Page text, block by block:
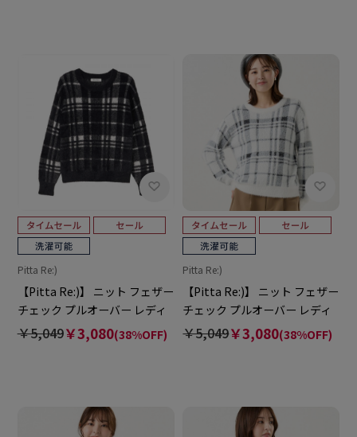
Pitta Re:)
【Pitta Re:)】 ニット フェザー
チェック プルオーバー レディ
ース
￥5,049￥3,080(38%OFF)
Pitta Re:)
【Pitta Re:)】 ニット フェザー
チェック プルオーバー レディ
ース
￥5,049￥3,080(38%OFF)